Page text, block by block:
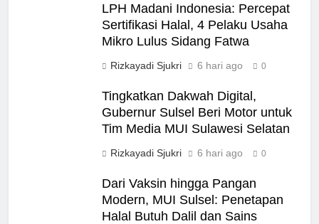
LPH Madani Indonesia: Percepat
Sertifikasi Halal, 4 Pelaku Usaha
Mikro Lulus Sidang Fatwa
Rizkayadi Sjukri 6 hari ago 0
Tingkatkan Dakwah Digital,
Gubernur Sulsel Beri Motor untuk
Tim Media MUI Sulawesi Selatan
Rizkayadi Sjukri 6 hari ago 0
Dari Vaksin hingga Pangan
Modern, MUI Sulsel: Penetapan
Halal Butuh Dalil dan Sains